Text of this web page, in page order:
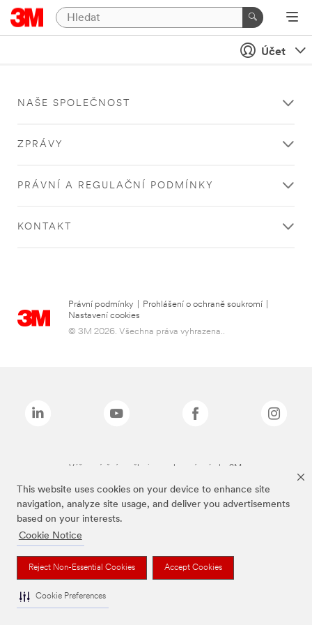
This website uses cookies on your device to enhance site
navigation, analyze site usage, and deliver you advertisements
based on your interests.
Cookie Notice
Reject Non-Essential Cookies Accept Cookies
Cookie Preferences
Účet
NAŠE SPOLEČNOST
ZPRÁVY
PRÁVNÍ A REGULAČNÍ PODMÍNKY
KONTAKT
Právní podmínky Prohlášení o ochraně soukromí
Nastavení cookies
© 3M 2026. Všechna práva vyhrazena..
Výše zmíněné značky jsou ochranné známky 3M.